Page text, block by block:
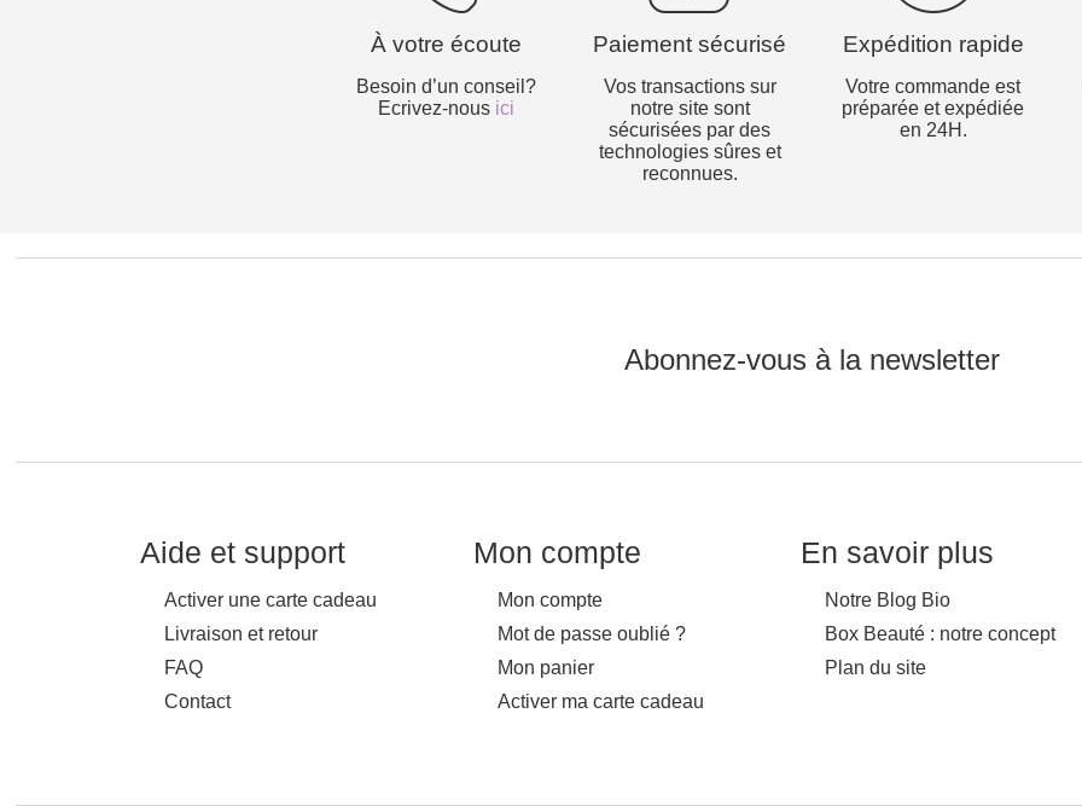
À votre écoute
Besoin d’un conseil?
Ecrivez-nous ici
Paiement sécurisé
Vos transactions sur
notre site sont
sécurisées par des
technologies sûres et
reconnues.
Expédition rapide
Votre commande est
préparée et expédiée
en 24H.
Abonnez-vous à la newsletter
Aide et support
Activer une carte cadeau
Livraison et retour
FAQ
Contact
Mon compte
Mon compte
Mot de passe oublié ?
Mon panier
Activer ma carte cadeau
En savoir plus
Notre Blog Bio
Box Beauté : notre concept
Plan du site